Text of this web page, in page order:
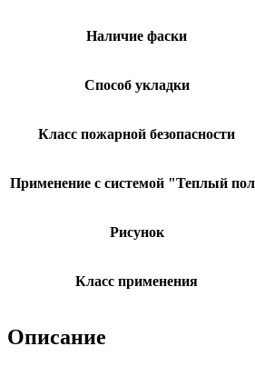
Наличие фаски
Способ укладки
Класс пожарной безопасности
Применение с системой "Теплый
Рисунок
Класс применения
Описание